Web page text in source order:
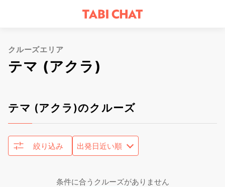
クルーズエリア
テマ (アクラ)
テマ (アクラ)のクルーズ
絞り込み
条件に合うクルーズがありません